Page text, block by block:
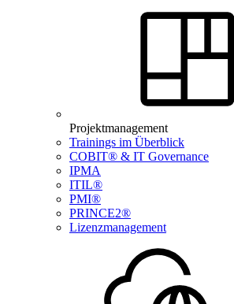
Projektmanagement
Trainings im Überblick
COBIT® & IT Governance
IPMA
ITIL®
PMI®
PRINCE2®
Lizenzmanagement